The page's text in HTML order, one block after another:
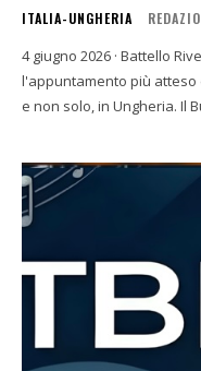
ITALIA-UNGHERIA
4 giugno 2026 · Battello River Diva ·
l'appuntamento più
e non solo, in Ungheria. Il